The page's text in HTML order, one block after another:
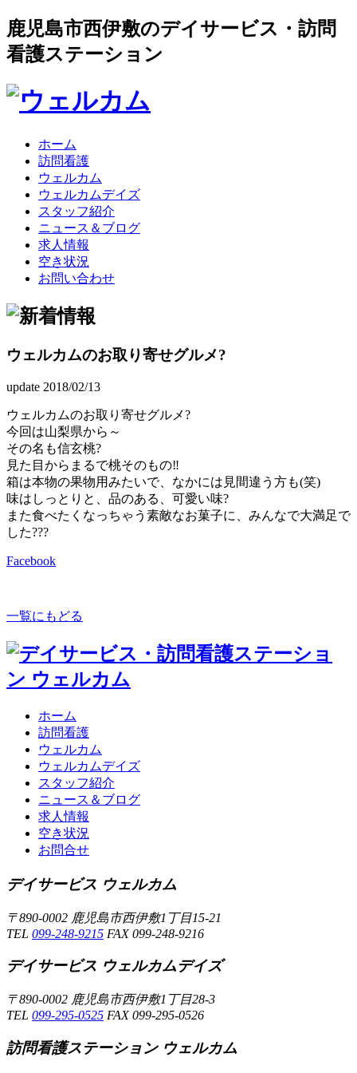
鹿児島市西伊敷のデイサービス・訪問
看護ステーション
ホーム
訪問看護
ウェルカム
ウェルカムデイズ
スタッフ紹介
ニュース＆ブログ
求人情報
空き状況
お問い合わせ
ウェルカムのお取り寄せグルメ?
update 2018/02/13
ウェルカムのお取り寄せグルメ?
今回は山梨県から～
その名も信玄桃?
見た目からまるで桃そのもの‼
箱は本物の果物用みたいで、なかには見間違う方も(笑)
味はしっとりと、品のある、可愛い味?
また食べたくなっちゃう素敵なお菓子に、みんなで大満足で
した???
Facebook
一覧にもどる
ホーム
訪問看護
ウェルカム
ウェルカムデイズ
スタッフ紹介
ニュース＆ブログ
求人情報
空き状況
お問合せ
デイサービス ウェルカム
〒890-0002 鹿児島市西伊敷1丁目15-21
TEL 099-248-9215 FAX 099-248-9216
デイサービス ウェルカムデイズ
〒890-0002 鹿児島市西伊敷1丁目28-3
TEL 099-295-0525 FAX 099-295-0526
訪問看護ステーション ウェルカム